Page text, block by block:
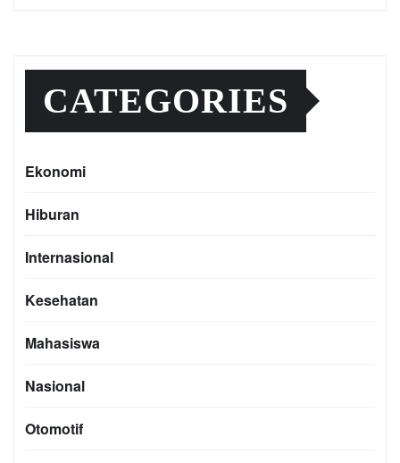
CATEGORIES
Ekonomi
Hiburan
Internasional
Kesehatan
Mahasiswa
Nasional
Otomotif